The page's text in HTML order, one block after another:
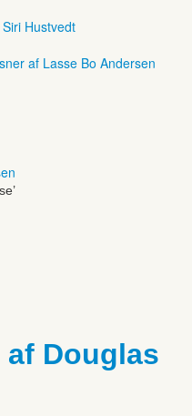
Hustvedt
af Lasse Bo Andersen
Douglas